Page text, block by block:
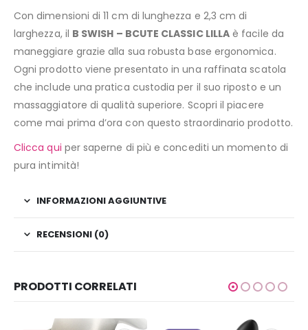
Con dimensioni di 11 cm di lunghezza e 2,3 cm di
larghezza, il B SWISH – BCUTE CLASSIC LILLA è facile da
maneggiare grazie alla sua robusta base ergonomica.
Ogni prodotto viene presentato in una raffinata scatola
che include una pratica custodia per il suo riposto e un
massaggiatore di qualità superiore. Scopri il piacere
come mai prima d’ora con questo straordinario prodotto.
Clicca qui per saperne di più e concediti un momento di
pura intimità!
INFORMAZIONI AGGIUNTIVE
RECENSIONI (0)
PRODOTTI CORRELATI